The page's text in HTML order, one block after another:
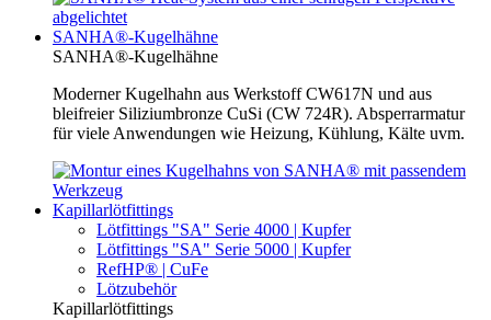
SANHA®-Kugelhähne
SANHA®-Kugelhähne
Moderner Kugelhahn aus Werkstoff CW617N und aus
bleifreier Siliziumbronze CuSi (CW 724R). Absperrarmatur
für viele Anwendungen wie Heizung, Kühlung, Kälte uvm.
Kapillarlötfittings
Lötfittings "SA" Serie 4000 | Kupfer
Lötfittings "SA" Serie 5000 | Kupfer
RefHP® | CuFe
Lötzubehör
Kapillarlötfittings